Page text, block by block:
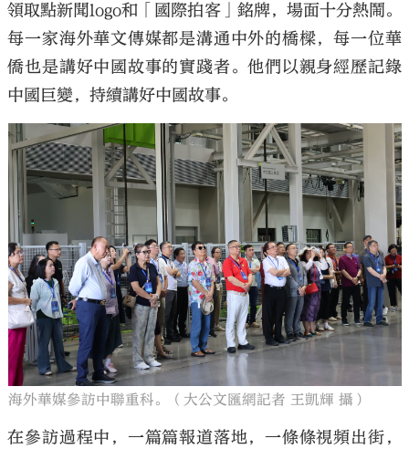
領取點新聞logo和「國際拍客」銘牌，場面十分熱鬧。
每一家海外華文傳媒都是溝通中外的橋樑，每一位華
僑也是講好中國故事的實踐者。他們以親身經歷記錄
中國巨變，持續講好中國故事。
海外華媒參訪中聯重科。（大公文匯網記者 王凱輝 攝）
在參訪過程中，一篇篇報道落地，一條條視頻出街，